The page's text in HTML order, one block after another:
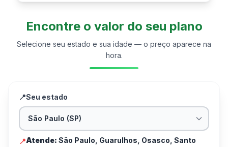
Encontre o valor do seu plano
Selecione seu estado e sua idade — o preço aparece na
hora.
📍Seu estado
📍Atende: São Paulo, Guarulhos, Osasco, Santo